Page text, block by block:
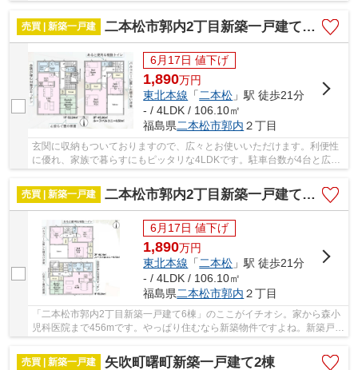
売買 | 新築一戸建
二本松市郭内2丁目新築一戸建て6棟
6月17日 値下げ
1,890万円
東北本線 「 二本松 」駅 徒歩21分
- / 4LDK / 106.10㎡
福島県二本松市郭内 ２丁目
玄関に収納もついておりますので、広々とお使いいただけます。利便性
に優れ、家族で暮らすにもピッタリな4LDKです。駐車台数が4台と広め
売買 | 新築一戸建
二本松市郭内2丁目新築一戸建て6棟
6月17日 値下げ
1,890万円
東北本線 「 二本松 」駅 徒歩21分
- / 4LDK / 106.10㎡
福島県二本松市郭内 ２丁目
「二本松市郭内2丁目新築一戸建て6棟」のここがイチオシ。家から森小
児科医院まで456mです。やっぱり住むなら新築物件ですよね。新築戸建
売買 | 新築一戸建
矢吹町曙町新築一戸建て2棟